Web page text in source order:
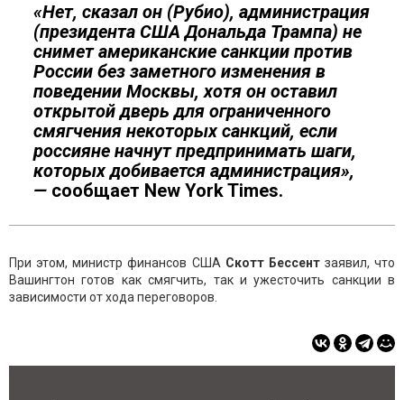
«Нет, сказал он (Рубио), администрация
(президента США Дональда Трампа) не
снимет американские санкции против
России без заметного изменения в
поведении Москвы, хотя он оставил
открытой дверь для ограниченного
смягчения некоторых санкций, если
россияне начнут предпринимать шаги,
которых добивается администрация»,
— сообщает New York Times.
При этом, министр финансов США Скотт Бессент заявил, что
Вашингтон готов как смягчить, так и ужесточить санкции в
зависимости от хода переговоров.